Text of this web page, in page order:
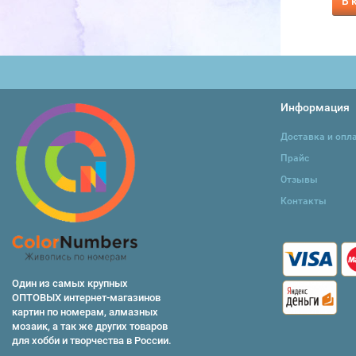
Один из самых крупных
ОПТОВЫХ интернет-магазинов
картин по номерам, алмазных
мозаик, а так же других товаров
для хобби и творчества в России.
Информация
Доставка и
Прайс
Отзывы
Контакты